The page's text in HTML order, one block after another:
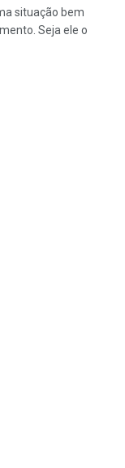
situação bem
Seja ele o